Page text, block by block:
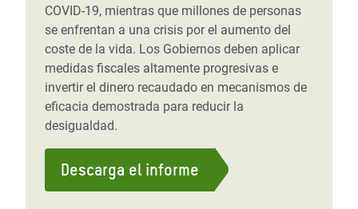
COVID-19, mientras que millones de personas
se enfrentan a una crisis por el aumento del
coste de la vida. Los Gobiernos deben aplicar
medidas fiscales altamente progresivas e
invertir el dinero recaudado en mecanismos de
eficacia demostrada para reducir la
desigualdad.
Descarga el informe